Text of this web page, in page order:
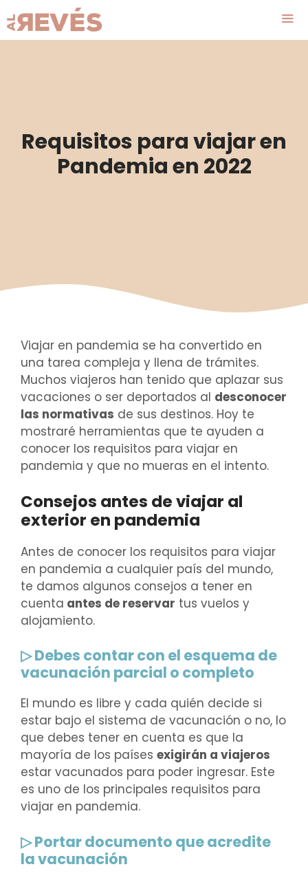
al
contenido
Requisitos para viajar en
Pandemia en 2022
Viajar en pandemia se ha convertido en
una tarea compleja y llena de trámites.
Muchos viajeros han tenido que aplazar sus
vacaciones o ser deportados al desconocer
las normativas de sus destinos. Hoy te
mostraré herramientas que te ayuden a
conocer los requisitos para viajar en
pandemia y que no mueras en el intento.
Consejos antes de viajar al
exterior en pandemia
Antes de conocer los requisitos para viajar
en pandemia a cualquier país del mundo,
te damos algunos consejos a tener en
cuenta antes de reservar tus vuelos y
alojamiento.
▷ Debes contar con el esquema de
vacunación parcial o completo
El mundo es libre y cada quién decide si
estar bajo el sistema de vacunación o no, lo
que debes tener en cuenta es que la
mayoría de los países exigirán a viajeros
estar vacunados para poder ingresar. Este
es uno de los principales requisitos para
viajar en pandemia.
▷ Portar documento que acredite
la vacunación